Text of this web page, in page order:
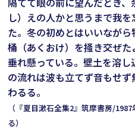
し）えの人かと思うまで我
た。冬の初めとはいいなが
桶（あくおけ）を掻き交ぜ
垂れ懸っている。壁土を溶
の流れは波も立てず音もせ
わるる。
（『夏目漱石全集2』筑摩書房/
る）